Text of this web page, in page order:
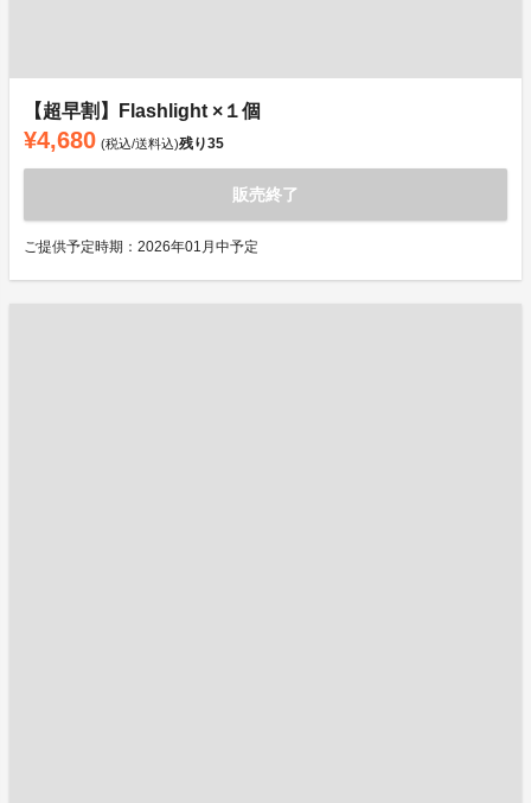
【超早割】Flashlight ×１個
¥4,680 (税込/送料込)残り35
販売終了
ご提供予定時期：2026年01月中予定